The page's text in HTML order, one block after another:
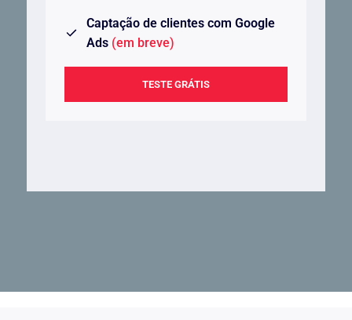
Captação de clientes com Google
Ads (em breve)
TESTE GRÁTIS